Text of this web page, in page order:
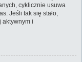
cyklicznie usuwa
Jeśli tak się stało,
i